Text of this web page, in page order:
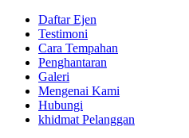
Daftar Ejen
Testimoni
Cara Tempahan
Penghantaran
Galeri
Mengenai Kami
Hubungi
khidmat Pelanggan